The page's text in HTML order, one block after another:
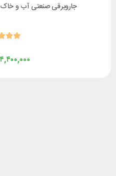
جاروبرقی صنعتی آب و خاک عیسی مدل super 3300
تومان۷۴,۴۰۰,۰۰۰